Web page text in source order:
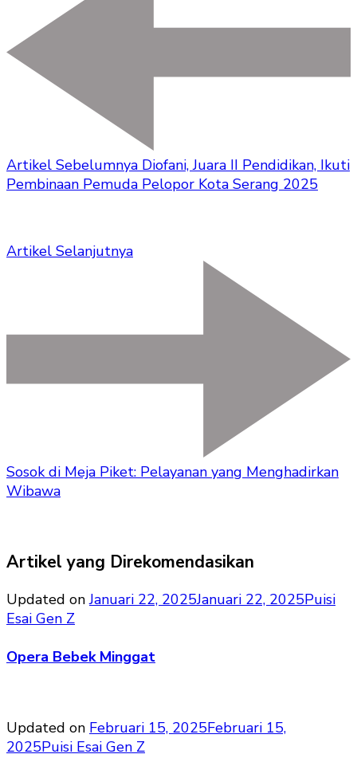
Artikel Sebelumnya Diofani, Juara II Pendidikan, Ikuti
Pembinaan Pemuda Pelopor Kota Serang 2025
Artikel Selanjutnya
Sosok di Meja Piket: Pelayanan yang Menghadirkan
Wibawa
Artikel yang Direkomendasikan
Updated onJanuari 22, 2025Januari 22, 2025Puisi
Esai Gen Z
Opera Bebek Minggat
Updated on Februari 15, 2025Februari 15,
2025Puisi Esai Gen Z